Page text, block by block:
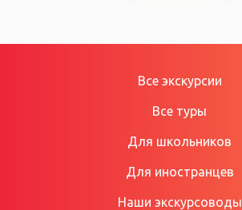
Все экскурсии
Все туры
Для школьников
Для иностранцев
Наши экскурсоводы